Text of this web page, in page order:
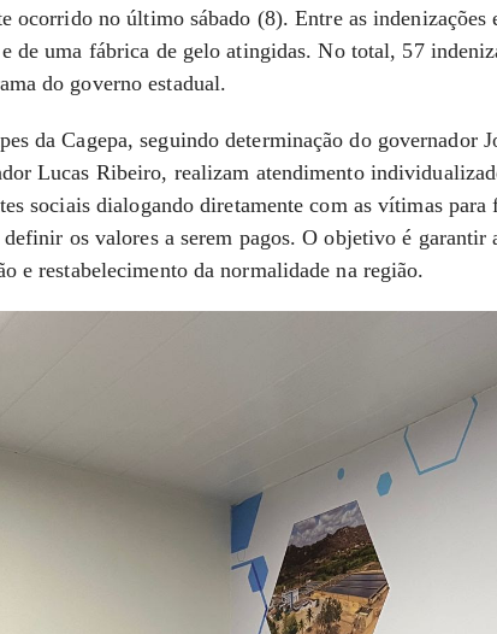
ocorrido no último sábado (8). Entre as indenizações
de uma fábrica de gelo atingidas. No total, 57
do governo estadual.
da Cagepa, seguindo determinação do governador
Lucas Ribeiro, realizam atendimento
sociais dialogando diretamente com as vítimas
definir os valores a serem pagos. O objetivo é garantir
e restabelecimento da normalidade na região.